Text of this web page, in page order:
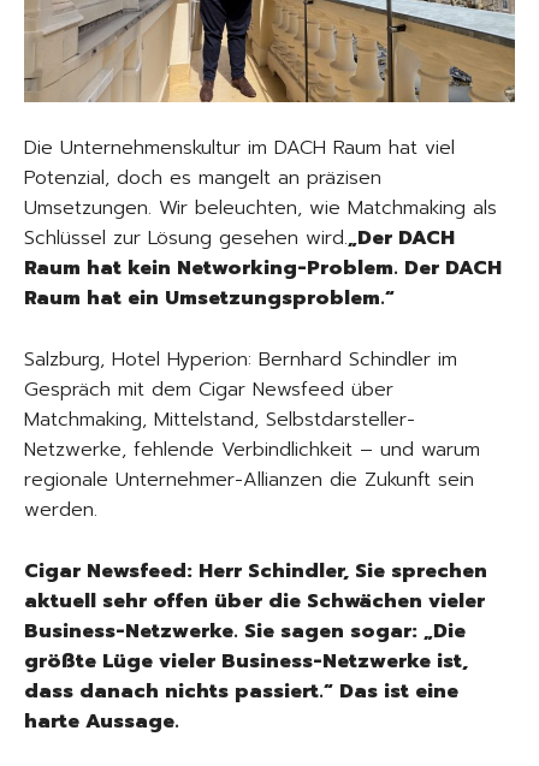
Die Unternehmenskultur im DACH Raum hat viel
Potenzial, doch es mangelt an präzisen
Umsetzungen. Wir beleuchten, wie Matchmaking als
Schlüssel zur Lösung gesehen wird.„Der DACH
Raum hat kein Networking-Problem. Der DACH
Raum hat ein Umsetzungsproblem.“
Salzburg, Hotel Hyperion: Bernhard Schindler im
Gespräch mit dem Cigar Newsfeed über
Matchmaking, Mittelstand, Selbstdarsteller-
Netzwerke, fehlende Verbindlichkeit – und warum
regionale Unternehmer-Allianzen die Zukunft sein
werden.
Cigar Newsfeed: Herr Schindler, Sie sprechen
aktuell sehr offen über die Schwächen vieler
Business-Netzwerke. Sie sagen sogar: „Die
größte Lüge vieler Business-Netzwerke ist,
dass danach nichts passiert.“ Das ist eine
harte Aussage.